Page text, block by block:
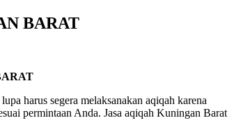
BARAT
harus segera melaksanakan aqiqah karena
permintaan Anda. Jasa aqiqah Kuningan Barat